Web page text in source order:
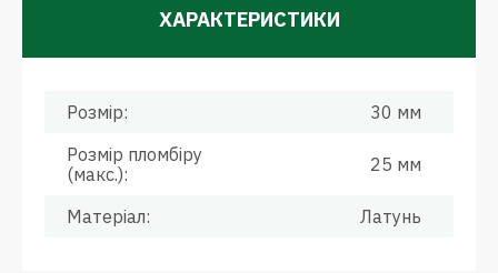
ХАРАКТЕРИСТИКИ
Розмір:
30 мм
Розмір пломбіру
(макс.):
25 мм
Матеріал: Латунь